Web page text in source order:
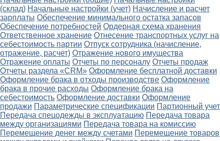
(склад) Начальные настройки (учет) Начисление и расчет
зарплаты Обеспечение минимального остатка запасов
Обеспечение потребностей Ордерная схема хранения
Ответственное хранение Отнесение транспортных услуг на
себестоимость партии Отпуск сотрудника (начисление,
отражение, расчет) Отражение нового имущества
Отражение оплаты Отчеты по персоналу Отчеты продаж
Отчеты раздела «CRM» Оформление бесплатной доставки
Оформление брака в отходы производстве Оформление
брака в прочие расходы Оформление брака на
себестоимость Оформление доставки Оформление
продажи Параметрические спецификации Партионный учет
Передача спецодежды в эксплуатацию Передача товара
между организациями Передача товара на комиссию
Перемещение денег между счетами Перемещение товаров